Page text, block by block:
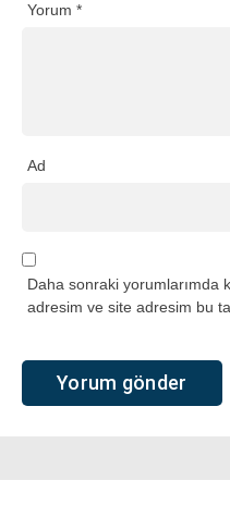
Yorum *
Ad
Daha sonraki yorumlarımda
adresim ve site adresim bu